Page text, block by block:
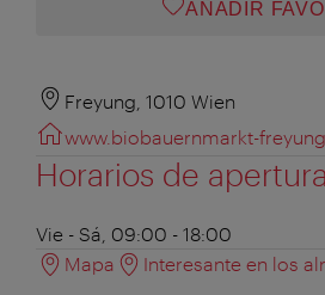
AÑADIR
Freyung, 1010 Wien
www.biobauernmarkt-
Horarios de apertura
Vie - Sá, 09:00 - 18:00
Mapa
Interesante en los